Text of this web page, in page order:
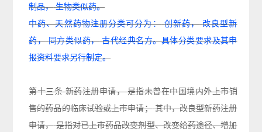
制品， 生物类似药。
中药、天然药物注册分类可分为： 创新药， 改良型新
药， 同方类似药， 古代经典名方。具体分类要求及其申
报资料要求另行制定。
第十三条 新药注册申请， 是指未曾在中国境内外上市销
售的药品的临床试验或上市申请； 其中，改良型新药注册
申请， 是指对已上市药品改变剂型、改变给药途径、增加